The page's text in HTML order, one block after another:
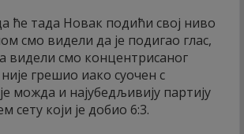
ће тада Новак подићи свој ниво
смо видели да је подигао глас,
видели смо концентрисаног
грешио иако суочен с
можда и најубедљивију партију
сету који је добио 6:3.